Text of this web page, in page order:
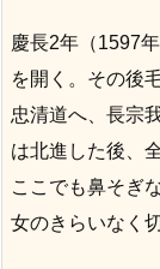
慶長2年（1597
を開く。その後
忠清道へ、長宗
は北進した後、
ここでも鼻そぎ
女のきらいなく